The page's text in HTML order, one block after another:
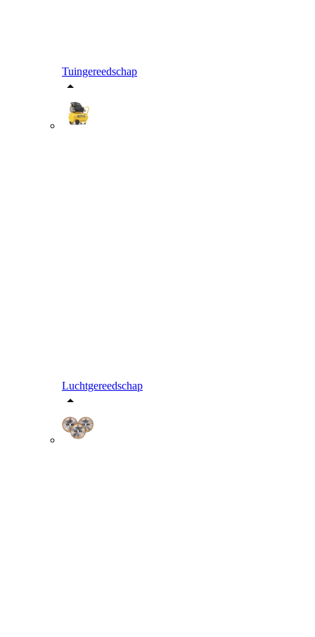
Tuingereedschap
Luchtgereedschap